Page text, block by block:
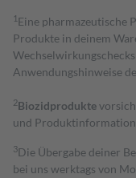
1 Eine pharmazeutische
Produkte in deinem
Anwendungshinweise
2Biozidprodukte
und
3Die Übergabe deiner
bei uns werktags von